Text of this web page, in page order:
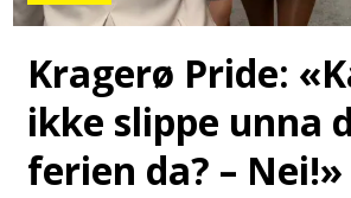
Kragerø Pride:
ikke slippe unna
ferien da? – Nei!»